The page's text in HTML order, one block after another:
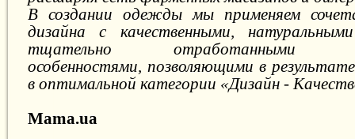
В создании одежды мы применяем
дизайна с качественными,
тщательно отработанными
особенностями, позволяющими в
в оптимальной категории «Дизайн -
Mama.ua